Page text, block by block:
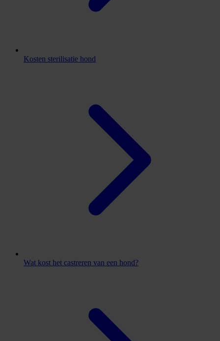
Kosten sterilisatie hond
Wat kost het castreren van een hond?